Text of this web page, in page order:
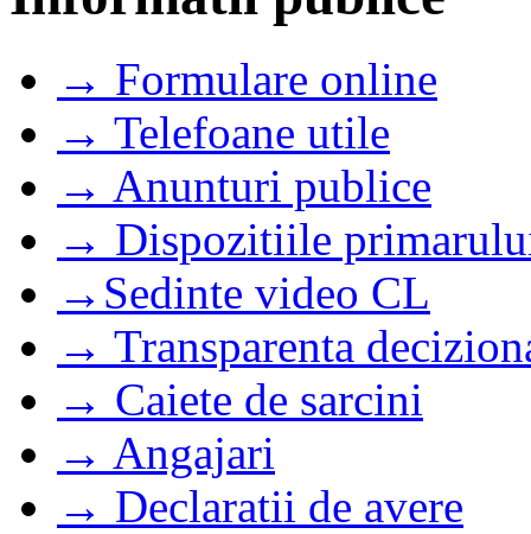
→ Formulare online
→ Telefoane utile
→ Anunturi publice
→ Dispozitiile
→Sedinte video CL
→ Transparenta
→ Caiete de sarcini
→ Angajari
→ Declaratii de avere